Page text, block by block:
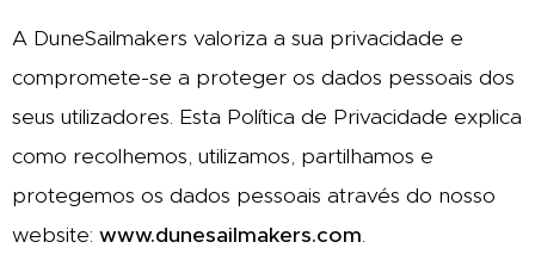
A DuneSailmakers valoriza a sua privacidade e
compromete-se a proteger os dados pessoais dos
seus utilizadores. Esta Política de Privacidade explica
como recolhemos, utilizamos, partilhamos e
protegemos os dados pessoais através do nosso
website: www.dunesailmakers.com.